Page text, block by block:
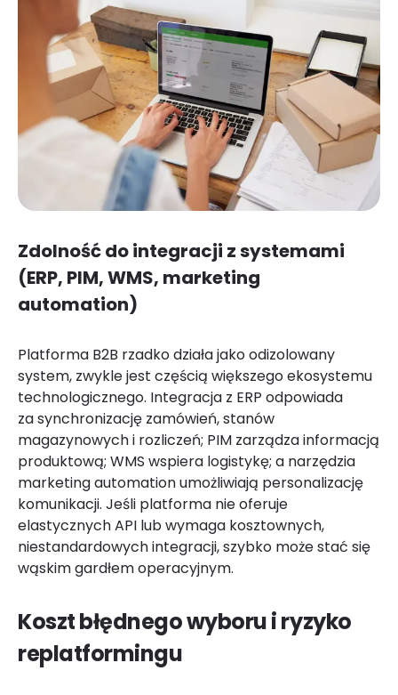
Zdolność do integracji z systemami
(ERP, PIM, WMS, marketing
automation)
Platforma B2B rzadko działa jako odizolowany
system, zwykle jest częścią większego ekosystemu
technologicznego. Integracja z ERP odpowiada
za synchronizację zamówień, stanów
magazynowych i rozliczeń; PIM zarządza informacją
produktową; WMS wspiera logistykę; a narzędzia
marketing automation umożliwiają personalizację
komunikacji. Jeśli platforma nie oferuje
elastycznych API lub wymaga kosztownych,
niestandardowych integracji, szybko może stać się
wąskim gardłem operacyjnym.
Koszt błędnego wyboru i ryzyko
replatformingu